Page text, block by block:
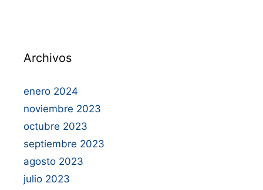
Archivos
enero 2024
noviembre 2023
octubre 2023
septiembre 2023
agosto 2023
julio 2023